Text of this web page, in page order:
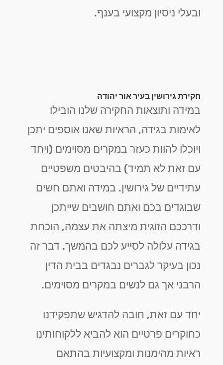
ובעלי ניסיון מקצועי בענף.
חקירת גירושין בעיר אור יהודה
במידה ותוצאות החקירה שלנו הובילו
לאימות בגידה, הראיות שאנו אוספים יתכן
ויוכלו להוות כעזר במקרים מסוימים (ויחד
עם זאת לא תמיד) בהיבטים משפטיים
עתידיים של גירושין. במידה ואתם חשים
שבוגדים בכם ואתם חושבים שייתכן
ודרככם הזוגית מיצתה את עצמה, הוכחת
בגידה עלולה לסייע לכם בהמשך. דבר זה
נכון בעיקר לגברים נבגדים בבית הדין
הרבני אך גם לנשים במקרים מסוימים.
יחד עם זאת, חובה להדגיש שתפקידנו
כחוקרים פרטיים הוא להביא ללקוחותינו
ראיות מהימנות ומקצועיות בהתאם